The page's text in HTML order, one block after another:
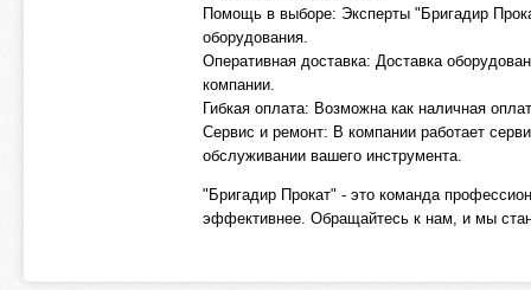
Помощь в выборе: Эксперты "Бригадир
оборудования.
Оперативная доставка: Доставка
компании.
Гибкая оплата: Возможна как наличная
Сервис и ремонт: В компании работает
обслуживании вашего инструмента.
"Бригадир Прокат" - это команда
эффективнее. Обращайтесь к нам, и мы